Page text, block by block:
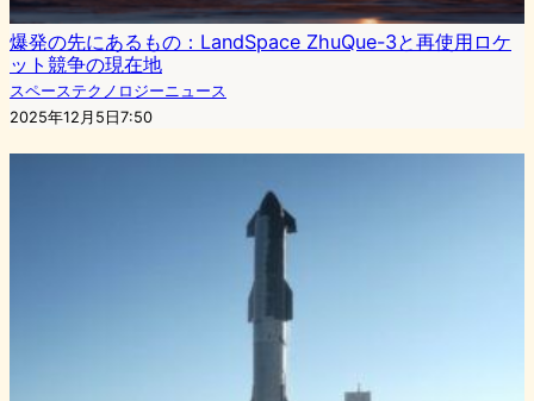
爆発の先にあるもの：LandSpace ZhuQue-3と再使用ロケ
ット競争の現在地
スペーステクノロジーニュース
2025年12月5日7:50